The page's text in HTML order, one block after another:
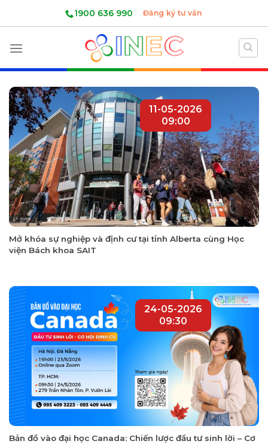
1900 636 990 Đăng ký tư vấn
Mở khóa sự nghiệp và định cư tại tỉnh Alberta cùng Học
viện Bách khoa SAIT
11-05-2026
09:00
Bản đồ vào đại học Canada: Chiến lược đầu tư sinh lời – Cơ
24-05-2026
09:30